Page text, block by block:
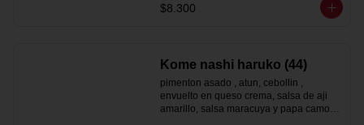
$8.300
Kome nashi haruko (44)
pimenton asado , atun, cebollin ,
envuelto en queso crema, salsa de aji
amarillo, salsa maracuya y papa camote